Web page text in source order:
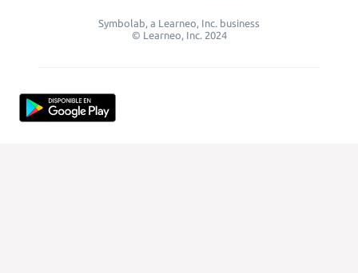
Symbolab, a Learneo, Inc. business
© Learneo, Inc. 2024